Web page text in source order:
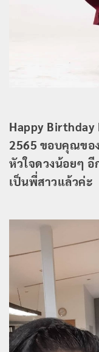
Happy Birthday
2565 ขอบคุณขอ
หัวใจดวงน้อยๆ อี
เป็นพี่สาวแล้วค่ะ